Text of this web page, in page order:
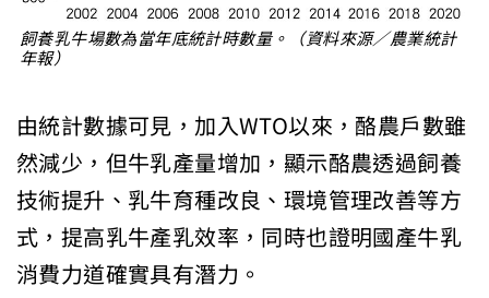
飼養乳牛場數為當年底統計時數量。（資料來源／農業統計
年報）
由統計數據可見，加入WTO以來，酪農戶數雖
然減少，但牛乳產量增加，顯示酪農透過飼養
技術提升、乳牛育種改良、環境管理改善等方
式，提高乳牛產乳效率，同時也證明國產牛乳
消費力道確實具有潛力。